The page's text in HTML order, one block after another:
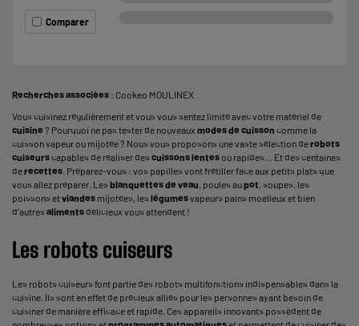
Comparer
Recherches associées : Cookeo MOULINEX
Vous cuisinez régulièrement et vous vous sentez limité avec votre matériel de
cuisine ? Pourquoi ne pas tester de nouveaux modes de cuisson comme la
cuisson vapeur ou mijotée ? Nous vous proposons une vaste sélection derobots
cuiseurscapables de réaliser des cuissons lentesou rapides… Et des centaines
derecettes . Préparez-vous : vos papilles vont frétiller face aux petits plats que
vous allez préparer. Les blanquettes de veau , poules aupot , soupes, les
poissons etviandes mijotées, les légumesvapeurs pains moelleux et bien
d’autres alimentsdélicieux vous attendent !
Les robots cuiseurs
Les robots cuiseurs font partie des robots multifonctions indispensables dans la
cuisine. Ils sont en effet de précieux alliés pour les personnes ayant besoin de
cuisiner de manière efficace et rapide. Ces appareils innovants possèdent de